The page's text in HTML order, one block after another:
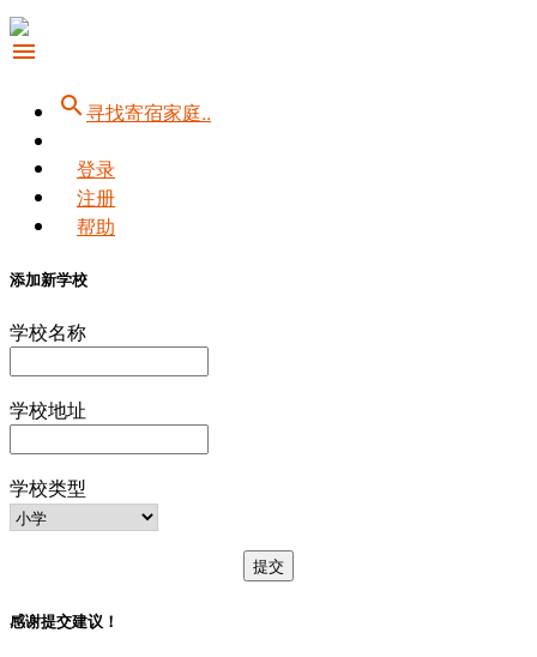
menu
search寻找寄宿家庭..
登录
注册
帮助
添加新学校
学校名称
学校地址
学校类型
提交
感谢提交建议！